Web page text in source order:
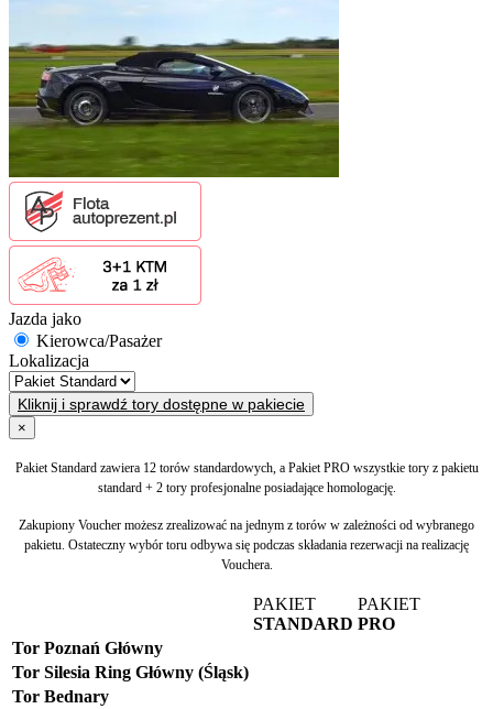
Jazda jako
Kierowca/Pasażer
Lokalizacja
Kliknij i sprawdź tory dostępne w pakiecie
×
Pakiet Standard zawiera 12 torów standardowych, a Pakiet PRO wszystkie tory z pakietu
standard + 2 tory profesjonalne posiadające homologację.
Zakupiony Voucher możesz zrealizować na jednym z torów w zależności od wybranego
pakietu. Ostateczny wybór toru odbywa się podczas składania rezerwacji na realizację
Vouchera.
PAKIET
STANDARD
PAKIET
PRO
Tor Poznań Główny
Tor Silesia Ring Główny (Śląsk)
Tor Bednary